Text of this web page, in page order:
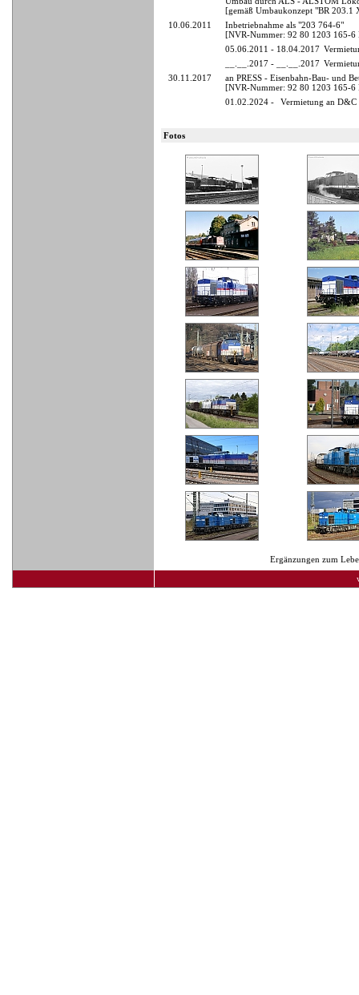
[gemäß Umbaukonzept "BR 203.1
10.06.2011
Inbetriebnahme als "203 764-6"
[NVR-Nummer: 92 80 1203 165-
05.06.2011 - 18.04.2017
__.__.2017 - __.__.2017
30.11.2017
an PRESS - Eisenbahn-Bau- und
[NVR-Nummer: 92 80 1203 165-6
01.02.2024 -
Vermietung an
Fotos
Ergänzungen zum